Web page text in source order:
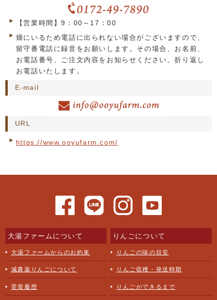
【営業時間】9：00～17：00
畑にいるため電話に出られない場合がございますので、
留守番電話に録音をお願いします。その場合、お名前、
お電話番号、ご注文内容をお知らせください。折り返し
お電話いたします。
E-mail
URL
https://www.ooyufarm.com/
大湯ファームについて
大湯ファームからのお約束
減農薬りんごについて
受賞履歴
りんごについて
りんごの味の目安
りんご収穫・発送時期
りんごができるまで